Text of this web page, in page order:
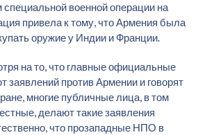
военной операции на
привела к тому, что Армения была
оружие у Индии и Франции.
на то, что главные официальные
заявлений против Армении и говорят
многие публичные лица, в том
делают такие заявления
что прозападные НПО в